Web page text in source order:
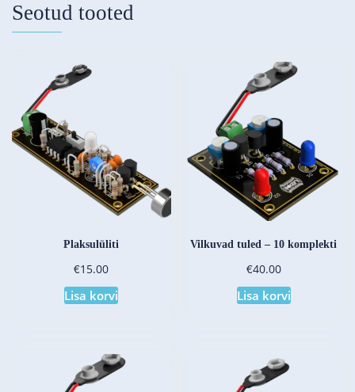
Seotud tooted
Plaksulüliti
€15.00
Lisa korvi
Vilkuvad tuled – 10 komplekti
€40.00
Lisa korvi